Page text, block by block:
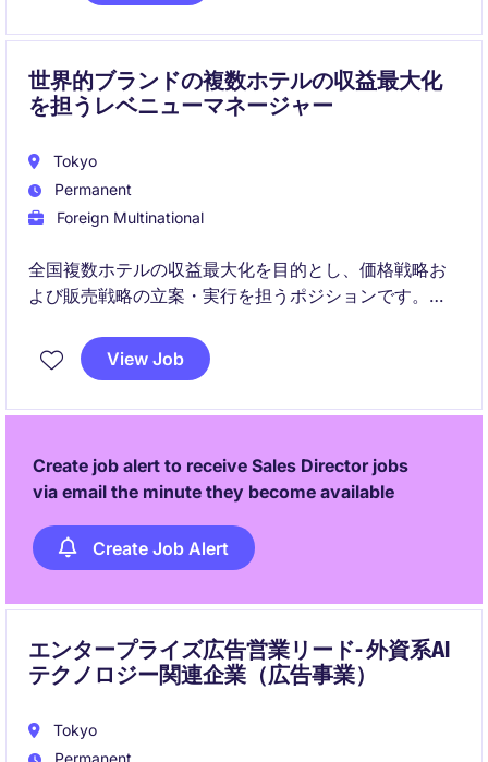
世界的ブランドの複数ホテルの収益最大化
を担うレベニューマネージャー
Tokyo
Permanent
Foreign Multinational
全国複数ホテルの収益最大化を目的とし、価格戦略お
よび販売戦略の立案・実行を担うポジションです。
各拠点のGMや関連部門と連携し、データ分析をベース
にした意思決定をリードしていただきます。
View Job
Create job alert to receive Sales Director jobs
via email the minute they become available
Create Job Alert
エンタープライズ広告営業リード- 外資系AI
テクノロジー関連企業（広告事業）
Tokyo
Permanent